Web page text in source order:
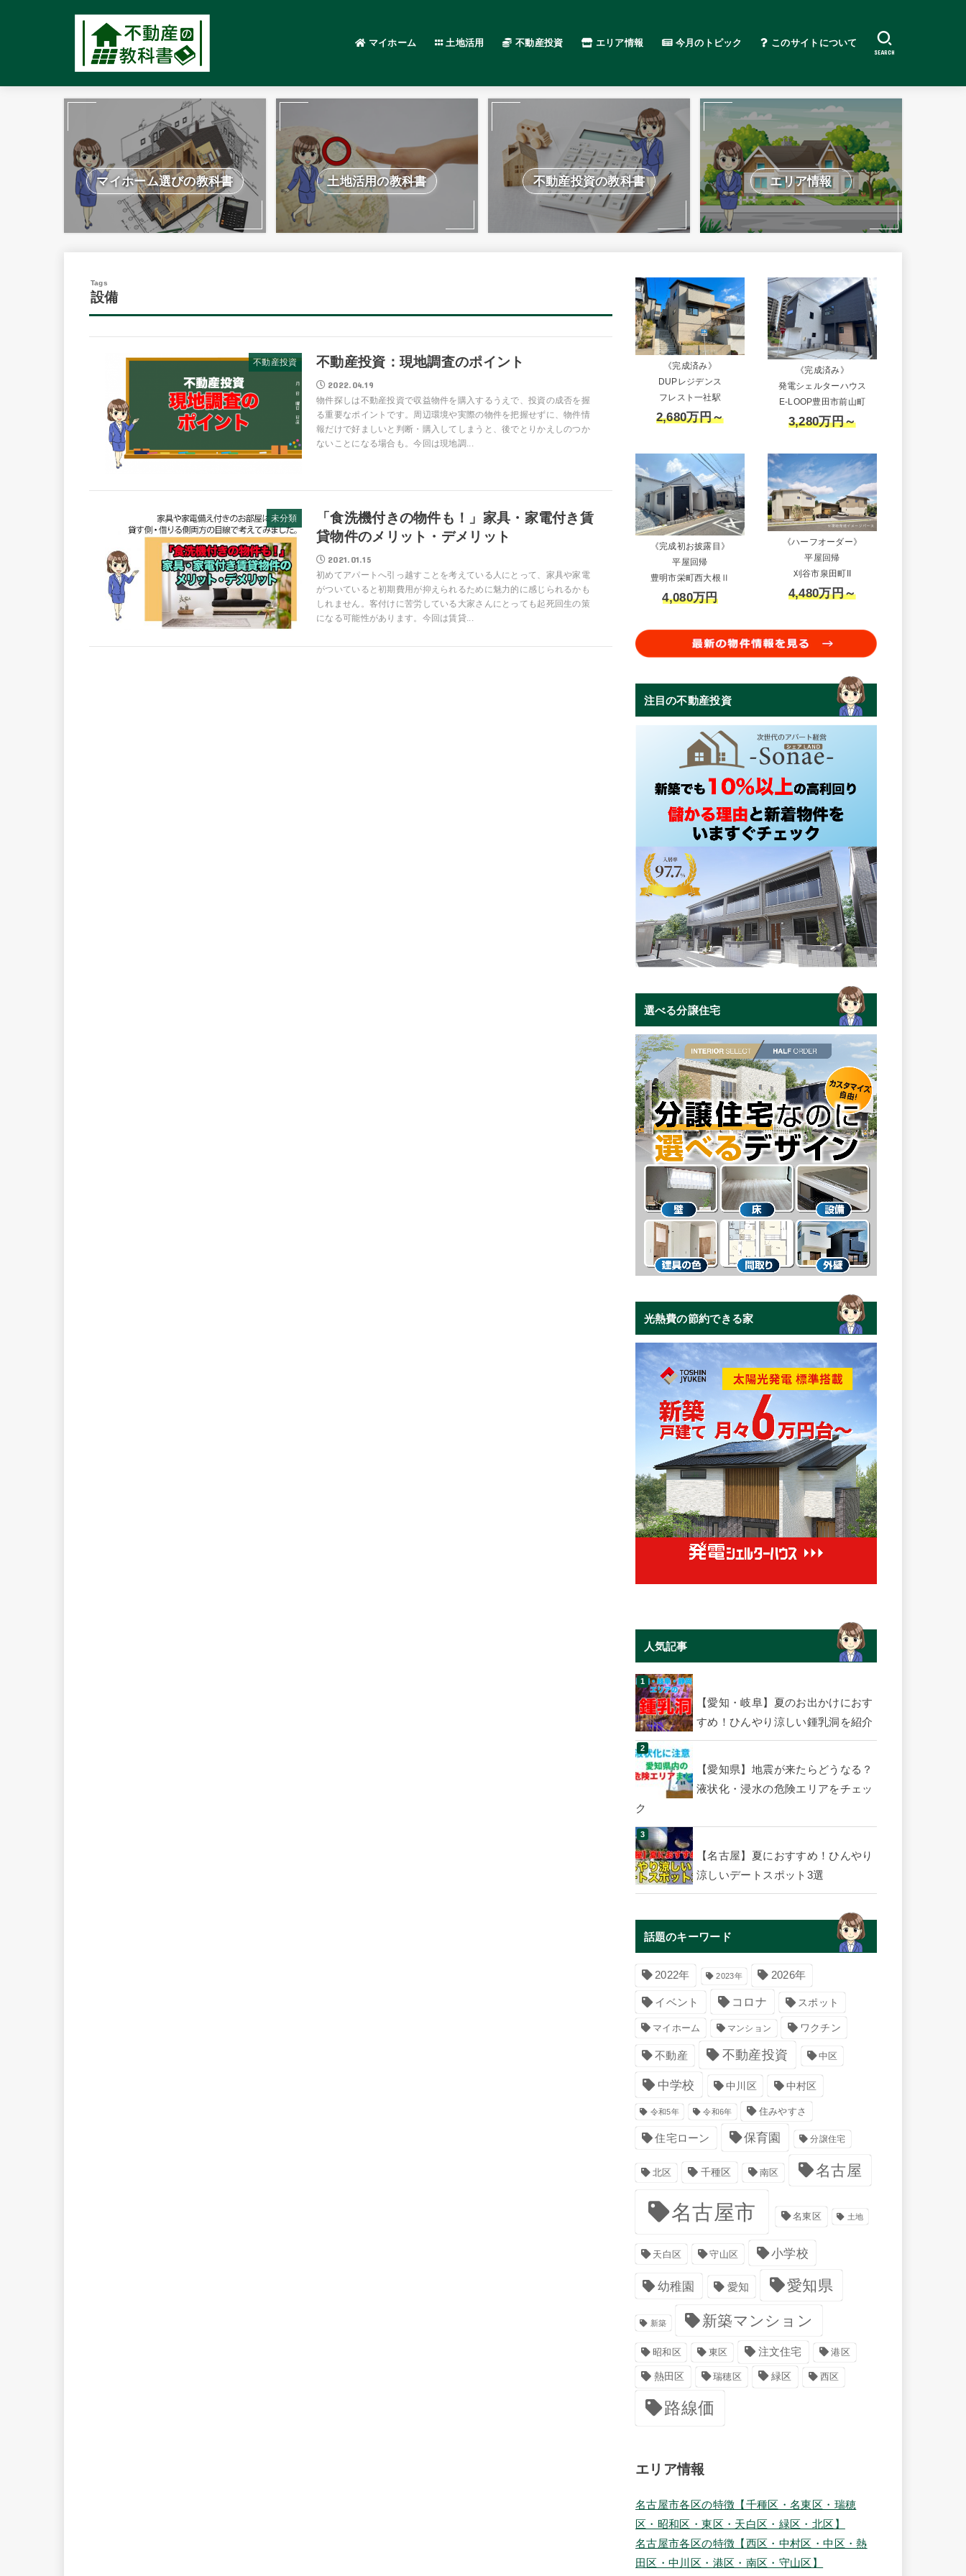
マイホーム 土地活用 不動産投資 エリア情報 今月のトピック このサイトについて
SEARCH
マイホーム選びの教科書 土地活用の教科書 不動産投資の教科書 エリア情報
設備
不動産投資 不動産投資：現地調査のポイント
2022.04.19
物件探しは不動産投資で収益物件を購入するうえで、投資の成否を握
る重要なポイントです。周辺環境や実際の物件を把握せずに、物件情
報だけで好ましいと判断・購入してしまうと、後でとりかえしのつか
ないことになる場合も。今回は現地調...
未分類
「食洗機付きの物件も！」家具・家電付き賃
貸物件のメリット・デメリット
2021.01.15
初めてアパートへ引っ越すことを考えている人にとって、家具や家電
がついていると初期費用が抑えられるために魅力的に感じられるかも
しれません。客付けに苦労している大家さんにとっても起死回生の策
になる可能性があります。今回は賃貸...
《完成済み》
DUPレジデンス
フレスト一社駅
2,680万円～
《完成済み》
発電シェルターハウス
E-LOOP豊田市前山町
3,280万円～
《完成初お披露目》
平屋回帰
豊明市栄町西大根Ⅱ
4,080万円
《ハーフオーダー》
平屋回帰
刈谷市泉田町II
4,480万円～
注目の不動産投資
選べる分譲住宅
光熱費の節約できる家
人気記事
【愛知・岐阜】夏のお出かけにおす
すめ！ひんやり涼しい鍾乳洞を紹介
【愛知県】地震が来たらどうなる？
液状化・浸水の危険エリアをチェッ
ク
【名古屋】夏におすすめ！ひんやり
涼しいデートスポット3選
話題のキーワード
2022年 2023年 2026年
イベント コロナ スポット
マイホーム マンション ワクチン
不動産 不動産投資 中区
中学校 中川区 中村区
令和5年 令和6年 住みやすさ
住宅ローン 保育園 分譲住宅
北区 千種区 南区 名古屋
名古屋市 名東区 土地
天白区 守山区 小学校
幼稚園 愛知 愛知県
新築 新築マンション
昭和区 東区 注文住宅 港区
熱田区 瑞穂区 緑区 西区
路線価
エリア情報
名古屋市各区の特徴【千種区・名東区・瑞穂
区・昭和区・東区・天白区・緑区・北区】
名古屋市各区の特徴【西区・中村区・中区・熱
田区・中川区・港区・南区・守山区】